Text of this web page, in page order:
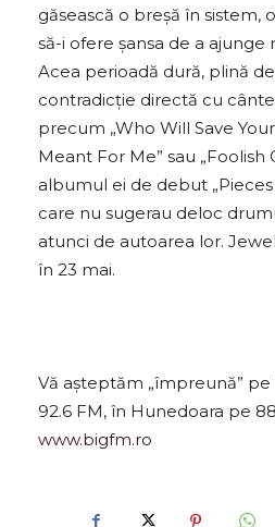
găsească o breșă în sistem,
să-i ofere şansa de a ajunge
Acea perioadă dură, plină
contradicție directă cu
precum „Who Will Save Your
Meant For Me” sau „Foolish
albumul ei de debut „Pieces
care nu sugerau deloc
atunci de autoarea lor.
în 23 mai.
Vă aşteptăm „împreună”
92.6 FM, în Hunedoara pe
www.bigfm.ro